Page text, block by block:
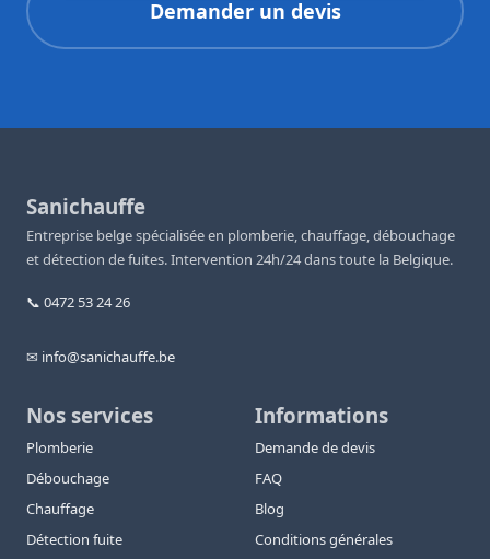
Demander un devis
Sanichauffe
Entreprise belge spécialisée en plomberie, chauffage, débouchage
et détection de fuites. Intervention 24h/24 dans toute la Belgique.
📞 0472 53 24 26
✉ info@sanichauffe.be
Nos services
Plomberie
Débouchage
Chauffage
Détection fuite
Informations
Demande de devis
FAQ
Blog
Conditions générales